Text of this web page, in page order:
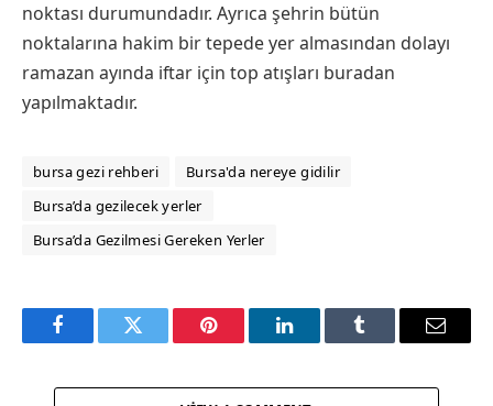
noktası durumundadır. Ayrıca şehrin bütün
noktalarına hakim bir tepede yer almasından dolayı
ramazan ayında iftar için top atışları buradan
yapılmaktadır.
bursa gezi rehberi
Bursa'da nereye gidilir
Bursa’da gezilecek yerler
Bursa’da Gezilmesi Gereken Yerler
FacebookTwitter Pinterest LinkedInTumblr Email